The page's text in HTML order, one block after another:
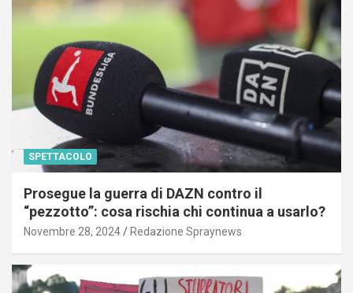
SPETTACOLO
Prosegue la guerra di DAZN contro il
“pezzotto”: cosa rischia chi continua a usarlo?
Novembre 28, 2024 Redazione Spraynews